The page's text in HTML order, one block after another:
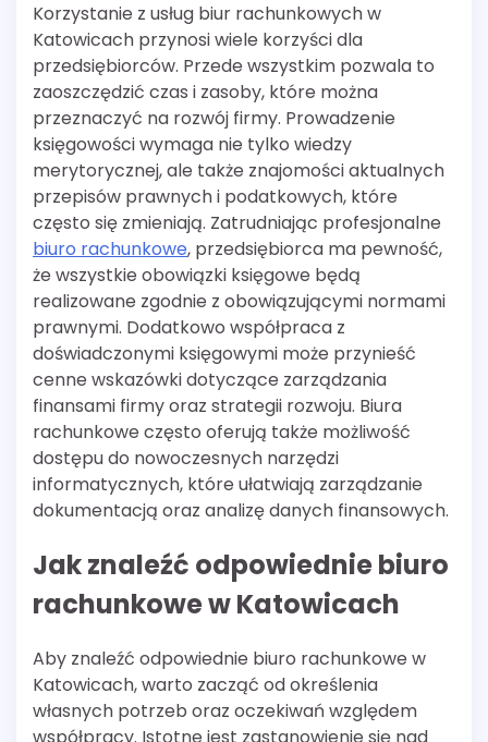
Korzystanie z usług biur rachunkowych w
Katowicach przynosi wiele korzyści dla
przedsiębiorców. Przede wszystkim pozwala to
zaoszczędzić czas i zasoby, które można
przeznaczyć na rozwój firmy. Prowadzenie
księgowości wymaga nie tylko wiedzy
merytorycznej, ale także znajomości aktualnych
przepisów prawnych i podatkowych, które
często się zmieniają. Zatrudniając profesjonalne
biuro rachunkowe, przedsiębiorca ma pewność,
że wszystkie obowiązki księgowe będą
realizowane zgodnie z obowiązującymi normami
prawnymi. Dodatkowo współpraca z
doświadczonymi księgowymi może przynieść
cenne wskazówki dotyczące zarządzania
finansami firmy oraz strategii rozwoju. Biura
rachunkowe często oferują także możliwość
dostępu do nowoczesnych narzędzi
informatycznych, które ułatwiają zarządzanie
dokumentacją oraz analizę danych finansowych.
Jak znaleźć odpowiednie biuro
rachunkowe w Katowicach
Aby znaleźć odpowiednie biuro rachunkowe w
Katowicach, warto zacząć od określenia
własnych potrzeb oraz oczekiwań względem